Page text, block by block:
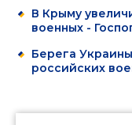
В Крыму
военных -
Берега
российских